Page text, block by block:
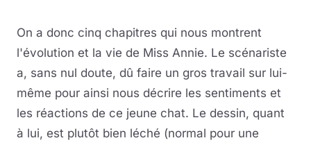
On a donc cinq chapitres qui nous montrent
l'évolution et la vie de Miss Annie. Le scénariste
a, sans nul doute, dû faire un gros travail sur lui-
même pour ainsi nous décrire les sentiments et
les réactions de ce jeune chat. Le dessin, quant
à lui, est plutôt bien léché (normal pour une